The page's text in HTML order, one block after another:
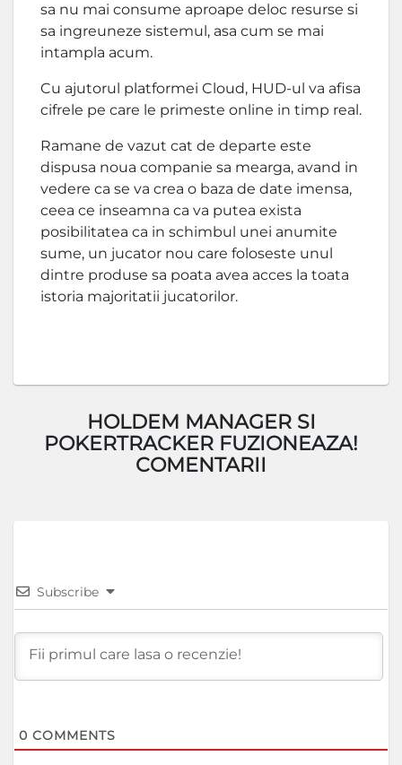
sa nu mai consume aproape deloc resurse si
sa ingreuneze sistemul, asa cum se mai
intampla acum.
Cu ajutorul platformei Cloud, HUD-ul va afisa
cifrele pe care le primeste online in timp real.
Ramane de vazut cat de departe este
dispusa noua companie sa mearga, avand in
vedere ca se va crea o baza de date imensa,
ceea ce inseamna ca va putea exista
posibilitatea ca in schimbul unei anumite
sume, un jucator nou care foloseste unul
dintre produse sa poata avea acces la toata
istoria majoritatii jucatorilor.
HOLDEM MANAGER SI
POKERTRACKER FUZIONEAZA!
COMENTARII
Subscribe
0 COMMENTS